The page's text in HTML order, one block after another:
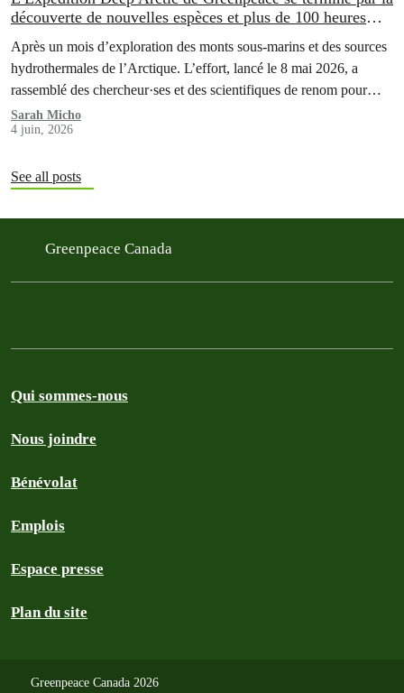
découverte de nouvelles espèces et plus de 100 heures
d’images sous-marines inédites
Après un mois d’exploration des monts sous-marins et des sources
hydrothermales de l’Arctique. L’effort, lancé le 8 mai 2026, a
rassemblé des chercheur·ses et des scientifiques de renom pour
explorer les écosystèmes des grands fonds marins à des
profondeurs allant jusqu’à 3 000 mètres.
Sarah Micho
4 juin, 2026
See all posts
Greenpeace Canada
Qui sommes-nous
Nous joindre
Bénévolat
Emplois
Espace presse
Plan du site
Greenpeace Canada 2026